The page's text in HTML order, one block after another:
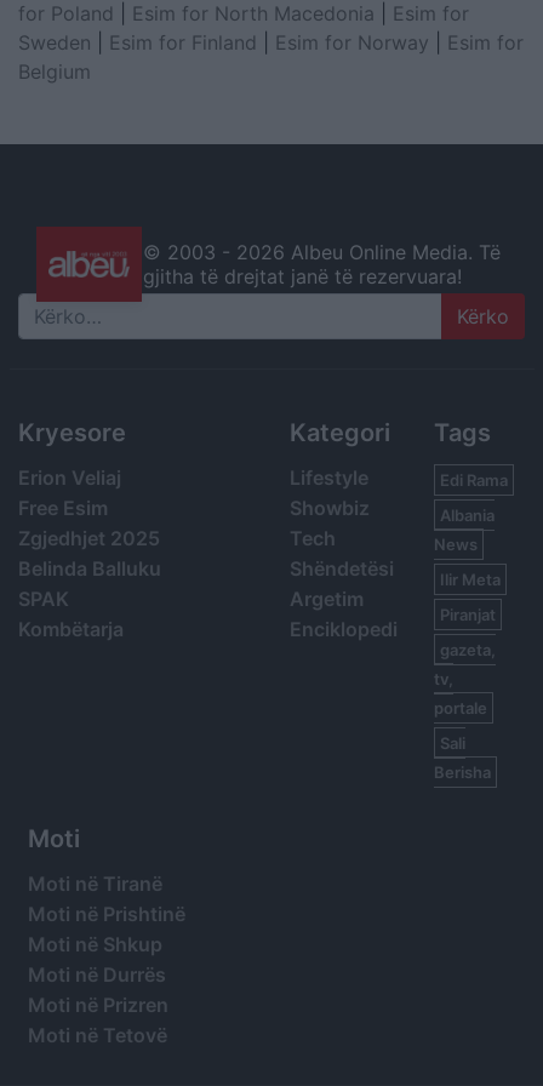
for Poland
Esim for North Macedonia
Esim for
Sweden
Esim for Finland Esim for Norway
Esim for
Belgium
© 2003 - 2026 Albeu Online Media. Të
gjitha të drejtat janë të rezervuara!
Search
Kryesore
Erion Veliaj
Free Esim
Zgjedhjet 2025
Belinda Balluku
SPAK
Kombëtarja
Kategori
Lifestyle
Showbiz
Tech
Shëndetësi
Argetim
Enciklopedi
Tags
Edi Rama
Albania
News
Ilir Meta
Piranjat
gazeta,
tv,
portale
Sali
Berisha
Moti
Moti në Tiranë
Moti në Prishtinë
Moti në Shkup
Moti në Durrës
Moti në Prizren
Moti në Tetovë